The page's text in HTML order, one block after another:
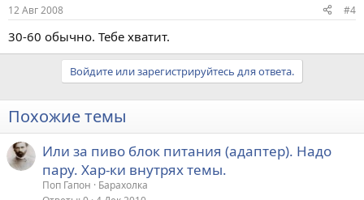
12 Авг 2008 #4
30-60 обычно. Тебе хватит.
Войдите или зарегистрируйтесь для ответа.
Похожие темы
Или за пиво блок питания (адаптер). Надо
пару. Хар-ки внутрях темы.
Поп Гапон
Барахолка